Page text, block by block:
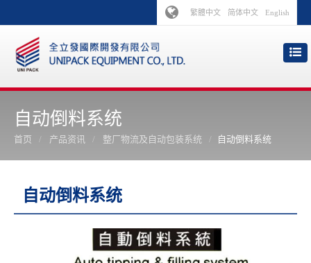
繁體中文 简体中文 English
自动倒料系统
首页 产品资讯 整厂物流及自动包装系统 自动倒料系统
自动倒料系统